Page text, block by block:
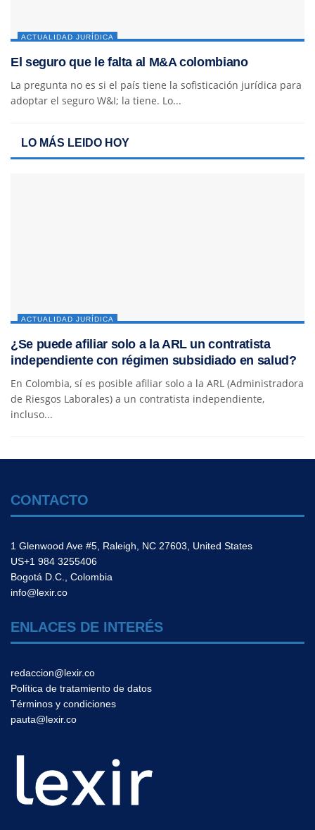
ACTUALIDAD JURÍDICA
El seguro que le falta al M&A colombiano
La pregunta no es si el país tiene la sofisticación jurídica para
adoptar el seguro W&I; la tiene. Lo...
LO MÁS LEIDO HOY
ACTUALIDAD JURÍDICA
¿Se puede afiliar solo a la ARL un contratista
independiente con régimen subsidiado en salud?
En Colombia, sí es posible afiliar solo a la ARL (Administradora
de Riesgos Laborales) a un contratista independiente,
incluso...
CONTACTO
1 Glenwood Ave #5, Raleigh, NC 27603, United States
US+1 984 3255406
Bogotá D.C., Colombia
info@lexir.co
ENLACES DE INTERÉS
redaccion@lexir.co
Política de tratamiento de datos
Términos y condiciones
pauta@lexir.co